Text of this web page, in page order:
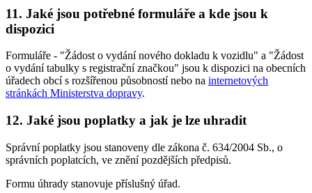
11. Jaké jsou potřebné formuláře a kde jsou k
dispozici
Formuláře - "Žádost o vydání nového dokladu k vozidlu" a "Žádost
o vydání tabulky s registrační značkou" jsou k dispozici na obecních
úřadech obcí s rozšířenou působností nebo na internetových
stránkách Ministerstva dopravy.
12. Jaké jsou poplatky a jak je lze uhradit
Správní poplatky jsou stanoveny dle zákona č. 634/2004 Sb., o
správních poplatcích, ve znění pozdějších předpisů.
Formu úhrady stanovuje příslušný úřad.